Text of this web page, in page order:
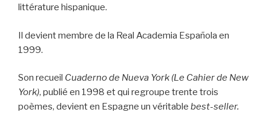
littérature hispanique.
Il devient membre de la Real Academia Española en
1999.
Son recueil Cuaderno de Nueva York (Le Cahier de New
York), publié en 1998 et qui regroupe trente trois
poèmes, devient en Espagne un véritable best-seller.